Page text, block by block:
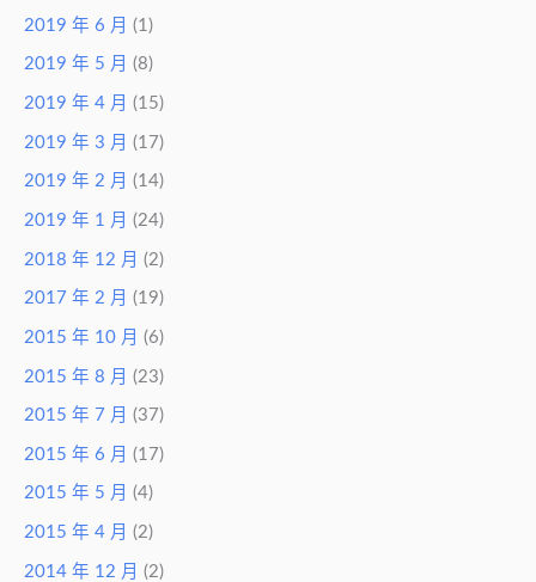
2019 年 6 月 (1)
2019 年 5 月 (8)
2019 年 4 月 (15)
2019 年 3 月 (17)
2019 年 2 月 (14)
2019 年 1 月 (24)
2018 年 12 月 (2)
2017 年 2 月 (19)
2015 年 10 月 (6)
2015 年 8 月 (23)
2015 年 7 月 (37)
2015 年 6 月 (17)
2015 年 5 月 (4)
2015 年 4 月 (2)
2014 年 12 月 (2)